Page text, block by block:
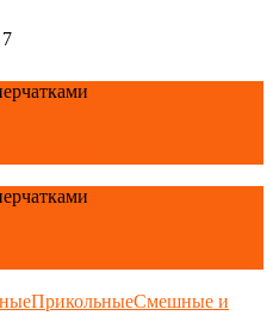
7
ПрикольныеСмешные и